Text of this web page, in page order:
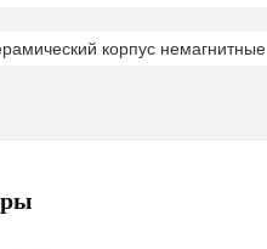
корпус немагнитные